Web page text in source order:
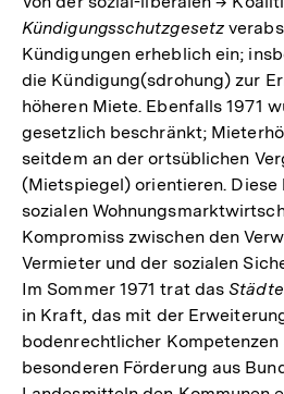
Kündigungsschutzgesetz
Kündigungen erheblich ein;
die Kündigung(sdrohung) zur
höheren Miete. Ebenfalls 1971
gesetzlich beschränkt;
seitdem an der ortsüblichen
(Mietspiegel) orientieren. Diese
sozialen
Kompromiss zwischen den
Vermieter und der sozialen
Im Sommer 1971 trat das
in Kraft, das mit der
bodenrechtlicher Kompetenzen
besonderen Förderung aus